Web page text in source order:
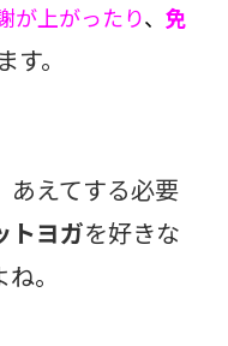
が上がったり、 免
す。
あえてする必要
トヨガを好きな
。